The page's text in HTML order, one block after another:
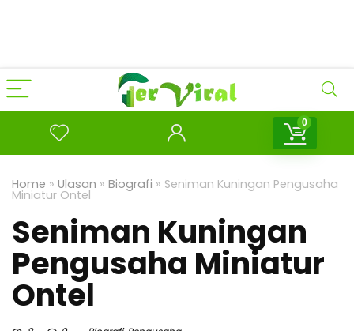
0
Home » Ulasan » Biografi » Seniman Kuningan Pengusaha
Miniatur Ontel
Seniman Kuningan
Pengusaha Miniatur
Ontel